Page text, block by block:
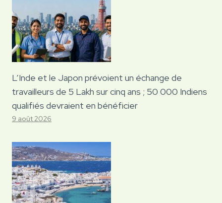
L’Inde et le Japon prévoient un échange de
travailleurs de 5 Lakh sur cinq ans ; 50 000 Indiens
qualifiés devraient en bénéficier
9 août 2026